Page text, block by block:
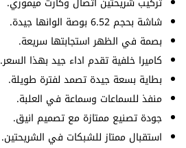
شاشة بحجم 6.52 بوصة الوانها جيدة.
بصمة في الظهر استجابتها سريعة.
كاميرا خلفية تقدم اداء جيد بهذا السعر.
بطاية بسعة جيدة تصمد لفترة طويلة.
منفذ للسماعات وسماعة في العلبة.
جودة تصنيع ممتازة مع تصميم انيق.
استقبال ممتاز للشبكات في الشريحتين.